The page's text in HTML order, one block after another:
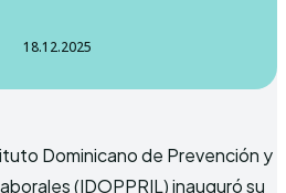
18.12.2025
Dominicano de Prevención y
(IDOPPRIL) inauguró su